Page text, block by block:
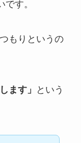
す。
もりというの
ます」
という